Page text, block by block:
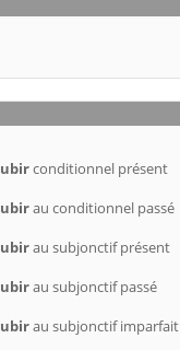
conditionnel présent
au conditionnel passé
au subjonctif présent
au subjonctif passé
au subjonctif imparfait